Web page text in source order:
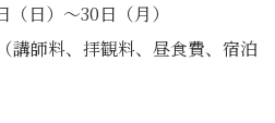
日）～30日（月）
講師料、拝観料、昼食費、宿泊